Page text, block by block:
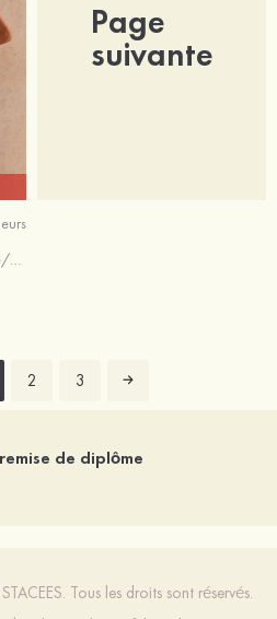
Robe trapèze carrée satin courte/mini robe de fête de la rentrée
Page
suivante
2 3
de diplôme
Tous les droits sont réservés.